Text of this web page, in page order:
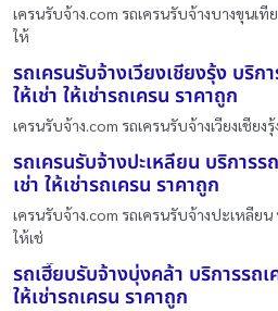
เครนรับจ้าง.com รถเครนรับจ้างบางขุนเที
ให้
รถเครนรับจ้างเวียงเชียงรุ้ง บริก
ให้เช่า ให้เช่ารถเครน ราคาถูก
เครนรับจ้าง.com รถเครนรับจ้างเวียงเชียง
รถเครนรับจ้างปะเหลียน บริการร
เช่า ให้เช่ารถเครน ราคาถูก
เครนรับจ้าง.com รถเครนรับจ้างปะเหลียน
ให้เช่
รถเฮี๊ยบรับจ้างบุ่งคล้า บริการรถเ
ให้เช่ารถเครน ราคาถูก